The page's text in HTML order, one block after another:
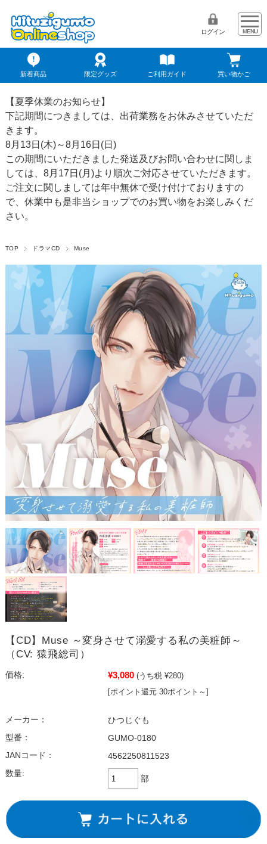
ログイン
新着商品 限定グッズ ご利用ガイド 買い物かご
【夏季休業のお知らせ】
下記期間につきましては、出荷業務をお休みさせていただ
きます。
8月13日(木)～8月16日(日)
この期間にいただきました発送及びお問い合わせに関しま
しては、8月17日(月)より順次ご対応させていただきます。
ご注文に関しましては年中無休で受け付けておりますの
で、休業中も是非当ショップでのお買い物をお楽しみくだ
さい。
TOP ドラマCD Muse
【CD】Muse ～変身させて溺愛する私の美粧師～
（CV: 猿飛総司）
価格: ¥3,080 (うち税 ¥280)
[ポイント還元 30ポイント～]
メーカー：
ひつじぐも
型番：
GUMO-0180
JANコード：
4562250811523
数量:
部